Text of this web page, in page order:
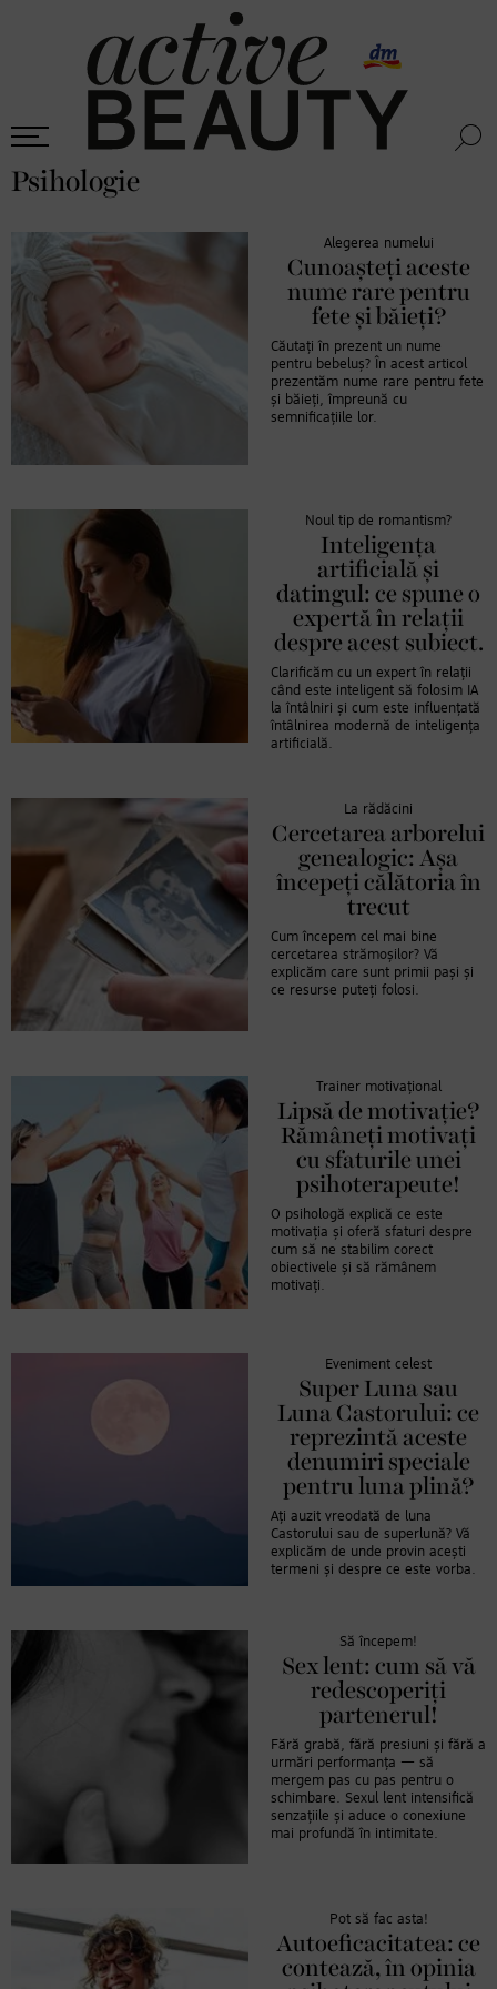
Psihologie
Alegerea numelui
Cunoașteți aceste
nume rare pentru
fete și băieți?
Căutați în prezent un nume
pentru bebeluș? În acest articol
prezentăm nume rare pentru fete
și băieți, împreună cu
semnificațiile lor.
Noul tip de romantism?
Inteligența
artificială și
datingul: ce spune o
expertă în relații
despre acest subiect.
Clarificăm cu un expert în relații
când este inteligent să folosim IA
la întâlniri și cum este influențată
întâlnirea modernă de inteligența
artificială.
La rădăcini
Cercetarea arborelui
genealogic: Așa
începeți călătoria în
trecut
Cum începem cel mai bine
cercetarea strămoșilor? Vă
explicăm care sunt primii pași și
ce resurse puteți folosi.
Trainer motivațional
Lipsă de motivație?
Rămâneți motivați
cu sfaturile unei
psihoterapeute!
O psihologă explică ce este
motivația și oferă sfaturi despre
cum să ne stabilim corect
obiectivele și să rămânem
motivați.
Eveniment celest
Super Luna sau
Luna Castorului: ce
reprezintă aceste
denumiri speciale
pentru luna plină?
Ați auzit vreodată de luna
Castorului sau de superlună? Vă
explicăm de unde provin acești
termeni și despre ce este vorba.
Să începem!
Sex lent: cum să vă
redescoperiți
partenerul!
Fără grabă, fără presiuni și fără a
urmări performanța — să
mergem pas cu pas pentru o
schimbare. Sexul lent intensifică
senzațiile și aduce o conexiune
mai profundă în intimitate.
Pot să fac asta!
Autoeficacitatea: ce
contează, în opinia